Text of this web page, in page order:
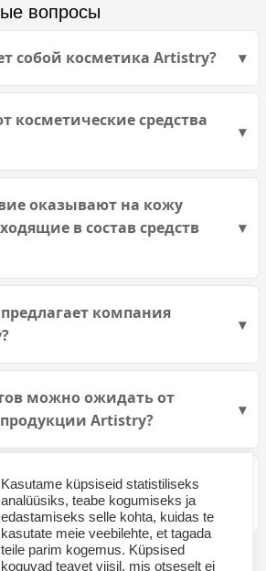
вопросы
собой косметика Artistry?
косметические средства
оказывают на кожу
в состав средств
компания
можно ожидать от
Artistry?
с помощью продуктов
Kasutame küpsiseid statistiliseks
analüüsiks, teabe kogumiseks ja
edastamiseks selle kohta, kuidas te
kasutate meie veebilehte, et tagada
teile parim kogemus. Küpsised
koguvad teavet viisil, mis otseselt ei